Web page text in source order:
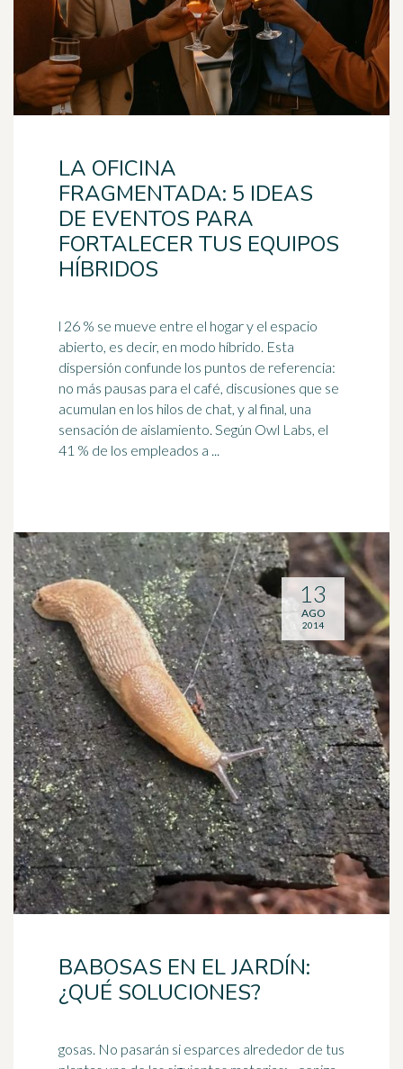
LA OFICINA
FRAGMENTADA: 5 IDEAS
DE EVENTOS PARA
FORTALECER TUS EQUIPOS
HÍBRIDOS
l 26 % se mueve entre el hogar y el espacio
abierto, es decir, en modo híbrido. Esta
dispersión confunde los puntos de referencia:
no más pausas para el café, discusiones que se
acumulan en los hilos de chat, y al final, una
sensación de aislamiento. Según Owl Labs, el
41 % de los empleados a ...
BABOSAS EN EL JARDÍN:
¿QUÉ SOLUCIONES?
gosas. No pasarán si esparces alrededor de tus
13
AGO
2014